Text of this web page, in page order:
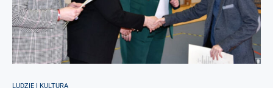
LUDZIE I KULTURA